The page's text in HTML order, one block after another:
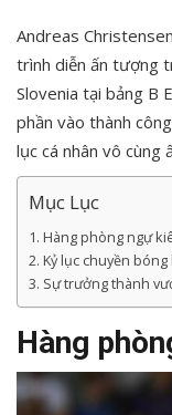
Andreas
trình diễn ấn tượng
Slovenia tại bảng B
phần vào thành
lục cá nhân vô cùng
Mục Lục
Hàng phòng ngự
Kỷ lục chuyền
Sự trưởng thành
Hàng